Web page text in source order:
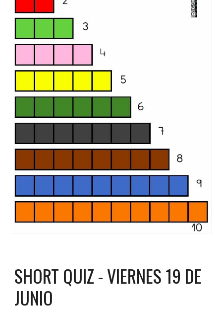
SHORT QUIZ - VIERNES 19 DE
JUNIO